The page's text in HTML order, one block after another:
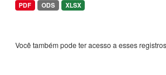
PDF ODS XLSX
Você também pode ter acesso a esses